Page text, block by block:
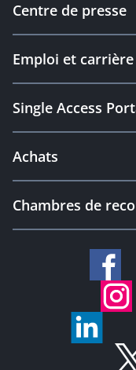
Centre de presse
Emploi et carrière
Single Access
Achats
Chambres de